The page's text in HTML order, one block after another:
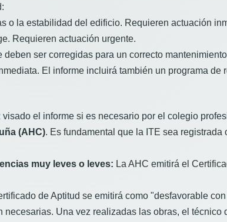
o la estabilidad del edificio. Requieren actuación
Requieren actuación urgente.
ser corregidas para un correcto
El informe incluirá también un programa de
visado el informe si es necesario por el colegio
(AHC). Es fundamental que la ITE sea registrada
muy leves o leves: La AHC emitirá el
de Aptitud se emitirá como "desfavorable
Una vez realizadas las obras, el técnico